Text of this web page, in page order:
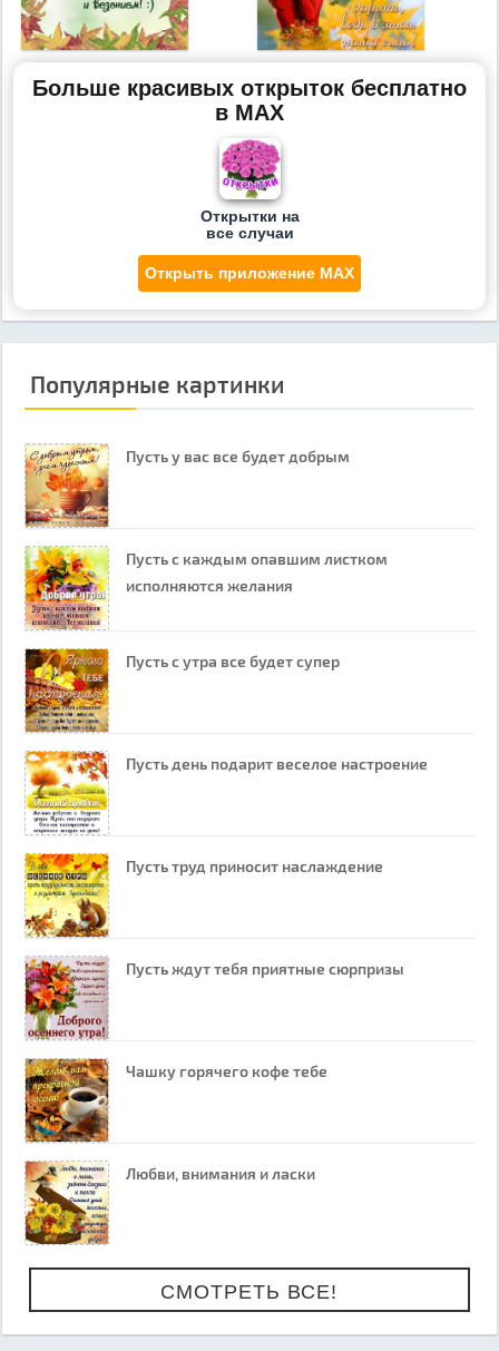
Больше красивых открыток бесплатно
в MAX
Открытки на
все случаи
Открыть приложение MAX
Популярные картинки
Пусть у вас все будет добрым
Пусть с каждым опавшим листком
исполняются желания
Пусть с утра все будет супер
Пусть день подарит веселое настроение
Пусть труд приносит наслаждение
Пусть ждут тебя приятные сюрпризы
Чашку горячего кофе тебе
Любви, внимания и ласки
СМОТРЕТЬ ВСЕ!